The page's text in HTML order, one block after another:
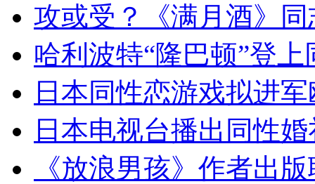
攻或受？《满月酒》
哈利波特“隆巴顿”登
日本同性恋游戏拟进
日本电视台播出同性
《放浪男孩》作者出